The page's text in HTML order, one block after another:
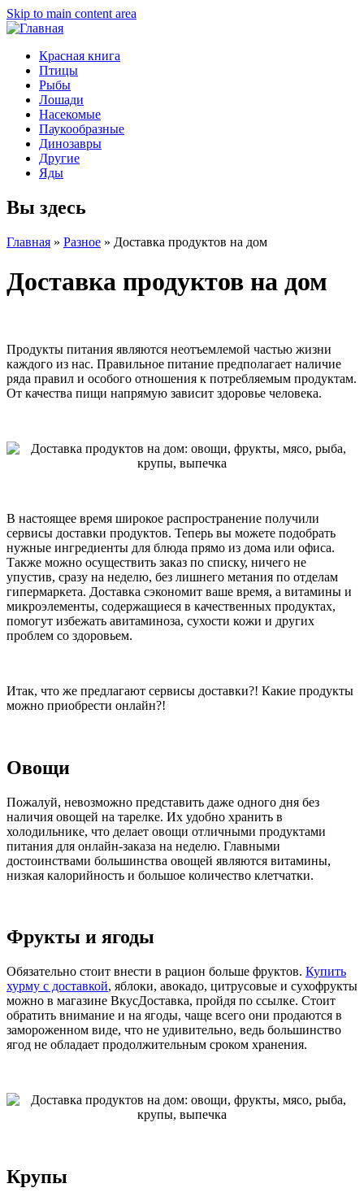
Skip to main content area
Красная книга
Птицы
Рыбы
Лошади
Насекомые
Паукообразные
Динозавры
Другие
Яды
Вы здесь
Главная » Разное » Доставка продуктов на дом
Доставка продуктов на дом
Продукты питания являются неотъемлемой частью жизни
каждого из нас. Правильное питание предполагает наличие
ряда правил и особого отношения к потребляемым продуктам.
От качества пищи напрямую зависит здоровье человека.
В настоящее время широкое распространение получили
сервисы доставки продуктов. Теперь вы можете подобрать
нужные ингредиенты для блюда прямо из дома или офиса.
Также можно осуществить заказ по списку, ничего не
упустив, сразу на неделю, без лишнего метания по отделам
гипермаркета. Доставка сэкономит ваше время, а витамины и
микроэлементы, содержащиеся в качественных продуктах,
помогут избежать авитаминоза, сухости кожи и других
проблем со здоровьем.
Итак, что же предлагают сервисы доставки?! Какие продукты
можно приобрести онлайн?!
Овощи
Пожалуй, невозможно представить даже одного дня без
наличия овощей на тарелке. Их удобно хранить в
холодильнике, что делает овощи отличными продуктами
питания для онлайн-заказа на неделю. Главными
достоинствами большинства овощей являются витамины,
низкая калорийность и большое количество клетчатки.
Фрукты и ягоды
Обязательно стоит внести в рацион больше фруктов. Купить
хурму с доставкой, яблоки, авокадо, цитрусовые и сухофрукты
можно в магазине ВкусДоставка, пройдя по ссылке. Стоит
обратить внимание и на ягоды, чаще всего они продаются в
замороженном виде, что не удивительно, ведь большинство
ягод не обладает продолжительным сроком хранения.
Крупы